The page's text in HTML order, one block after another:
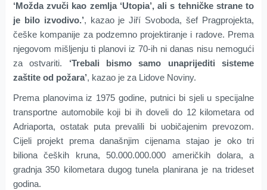
‘Možda zvuči kao zemlja ‘Utopia’, ali s tehničke strane to
je bilo izvodivo.’, kazao je Jiří Svoboda, šef Pragprojekta,
češke kompanije za podzemno projektiranje i radove. Prema
njegovom mišljenju ti planovi iz 70-ih ni danas nisu nemogući
za ostvariti. ‘Trebali bismo samo unaprijediti sisteme
zaštite od požara’, kazao je za Lidove Noviny.
Prema planovima iz 1975 godine, putnici bi sjeli u specijalne
transportne automobile koji bi ih doveli do 12 kilometara od
Adriaporta, ostatak puta prevalili bi uobičajenim prevozom.
Cijeli projekt prema današnjim cijenama stajao je oko tri
biliona čeških kruna, 50.000.000.000 američkih dolara, a
gradnja 350 kilometara dugog tunela planirana je na trideset
godina.